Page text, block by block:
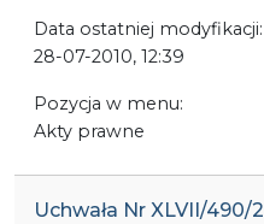
Data ostatniej modyfikacji:
28-07-2010, 12:39
Pozycja w menu:
Akty prawne
Uchwała Nr XLVII/490/